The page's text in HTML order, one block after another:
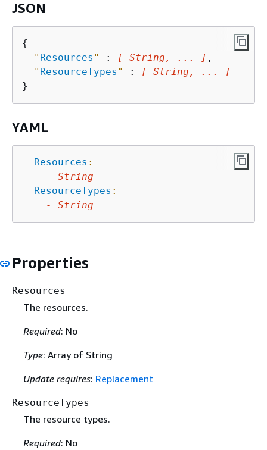
JSON
{
" Resources " : [ String, ... ] ,
" ResourceTypes " :
[ String, ... ]
YAML
Resources :
-
String
ResourceTypes :
-
String
Properties
Resources
The resources.
Required: No
Type: Array of String
Update requires: Replacement
ResourceTypes
The resource types.
Required: No